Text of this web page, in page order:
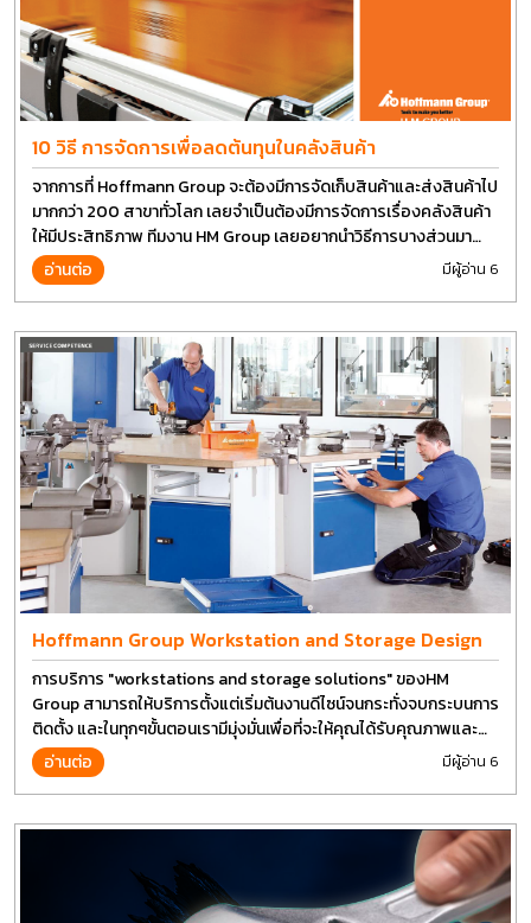
10 วิธี การจัดการเพื่อลดต้นทุนในคลังสินค้า
จากการที่ Hoffmann Group จะต้องมีการจัดเก็บสินค้าและส่งสินค้าไป
มากกว่า 200 สาขาทั่วโลก เลยจำเป็นต้องมีการจัดการเรื่องคลังสินค้า
ให้มีประสิทธิภาพ ทีมงาน HM Group เลยอยากนำวิธีการบางส่วนมา
แบ่งปันกัน
อ่านต่อ มีผู้อ่าน 6
Hoffmann Group Workstation and Storage Design
การบริการ "workstations and storage solutions" ของHM
Group สามารถให้บริการตั้งแต่เริ่มต้นงานดีไซน์จนกระทั่งจบกระบนการ
ติดตั้ง และในทุกๆขั้นตอนเรามีมุ่งมั่นเพื่อที่จะให้คุณได้รับคุณภาพและ
การที่งานที่ดีที่สุด บนต้นทุนที่ดีที่สุดเช่นกัน
อ่านต่อ มีผู้อ่าน 6